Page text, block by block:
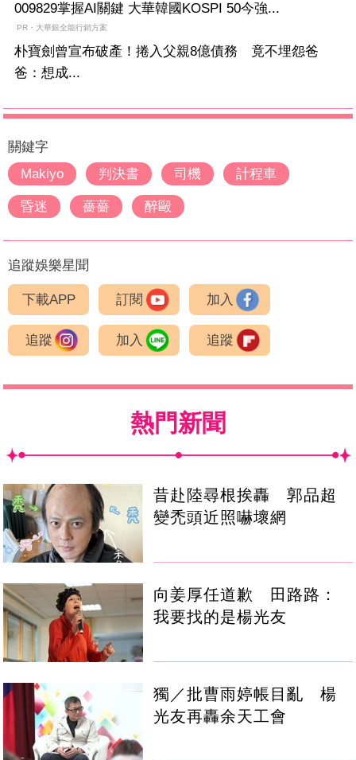
009829掌握AI關鍵 大華韓國KOSPI 50今強...
PR・大華銀全能行銷方案
朴寶劍曾宣布破產！捲入父親8億債務 竟不埋怨爸
爸：想成...
關鍵字
Makiyo
判決書 司機 計程車
昏迷 薔薔 醉毆
追蹤娛樂星聞
下載APP 訂閱 加入
追蹤 加入 追蹤
熱門新聞
昔赴陸尋根挨轟 郭品超
變禿頭近照嚇壞網
向姜厚任道歉 田路路：
我要找的是楊光友
獨／批曹雨婷帳目亂 楊
光友再轟余天工會